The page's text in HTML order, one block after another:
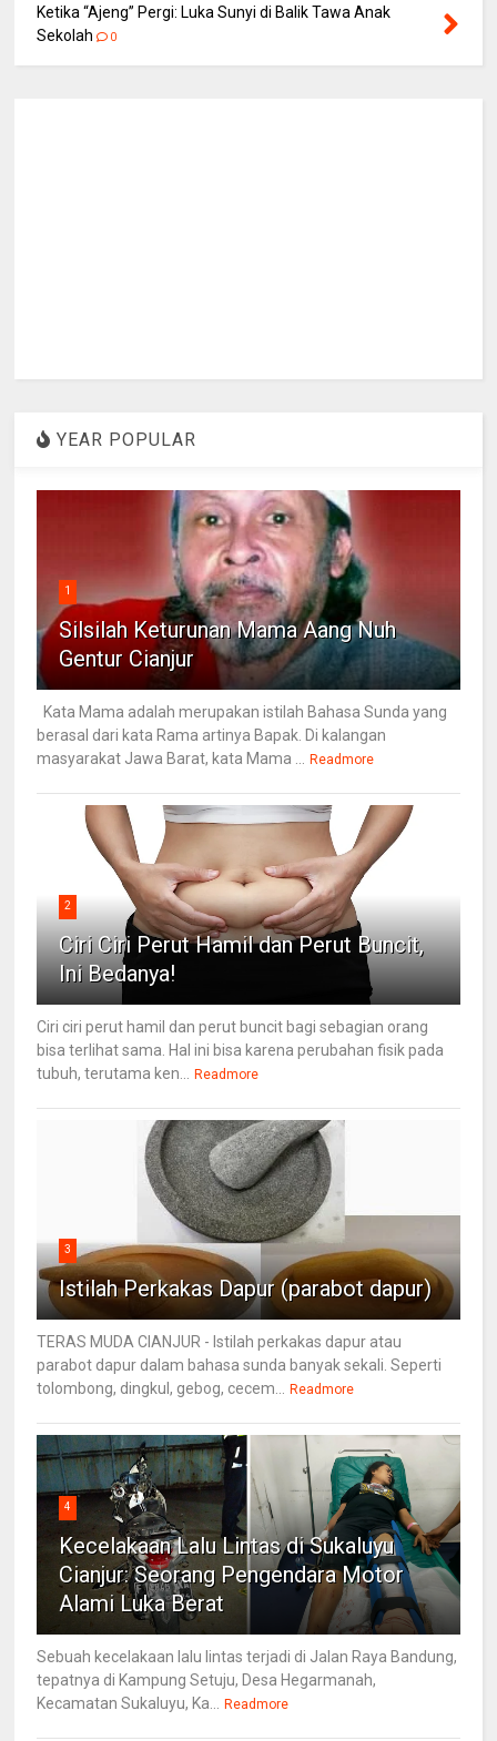
Ketika “Ajeng” Pergi: Luka Sunyi di Balik Tawa Anak
Sekolah
0
YEAR POPULAR
1
Silsilah Keturunan Mama Aang Nuh
Gentur Cianjur
Kata Mama adalah merupakan istilah Bahasa Sunda yang
berasal dari kata Rama artinya Bapak. Di kalangan
masyarakat Jawa Barat, kata Mama ... Readmore
2
Ciri Ciri Perut Hamil dan Perut Buncit,
Ini Bedanya!
Ciri ciri perut hamil dan perut buncit bagi sebagian orang
bisa terlihat sama. Hal ini bisa karena perubahan fisik pada
tubuh, terutama ken... Readmore
3
Istilah Perkakas Dapur (parabot dapur)
TERAS MUDA CIANJUR - Istilah perkakas dapur atau
parabot dapur dalam bahasa sunda banyak sekali. Seperti
tolombong, dingkul, gebog, cecem... Readmore
4
Kecelakaan Lalu Lintas di Sukaluyu
Cianjur: Seorang Pengendara Motor
Alami Luka Berat
Sebuah kecelakaan lalu lintas terjadi di Jalan Raya Bandung,
tepatnya di Kampung Setuju, Desa Hegarmanah,
Kecamatan Sukaluyu, Ka... Readmore